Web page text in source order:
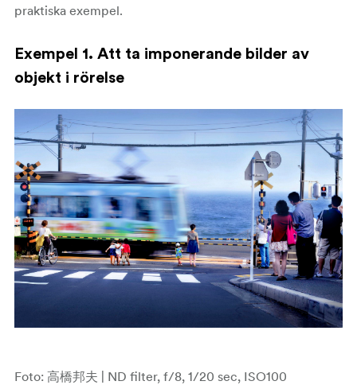
praktiska exempel.
Exempel 1. Att ta imponerande bilder av
objekt i rörelse
Foto: 高橋邦夫 | ND filter, f/8, 1/20 sec, ISO100